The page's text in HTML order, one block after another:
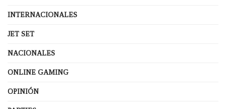
INTERNACIONALES
JET SET
NACIONALES
ONLINE GAMING
OPINIÓN